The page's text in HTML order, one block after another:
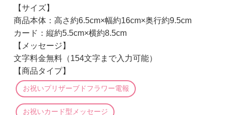
【サイズ】
商品本体：高さ約6.5cm×幅約16cm×奥行約9.5cm
カード：縦約5.5cm×横約8.5cm
【メッセージ】
文字料金無料（154文字まで入力可能）
【商品タイプ】
お祝いプリザーブドフラワー電報
お祝いカード型メッセージ